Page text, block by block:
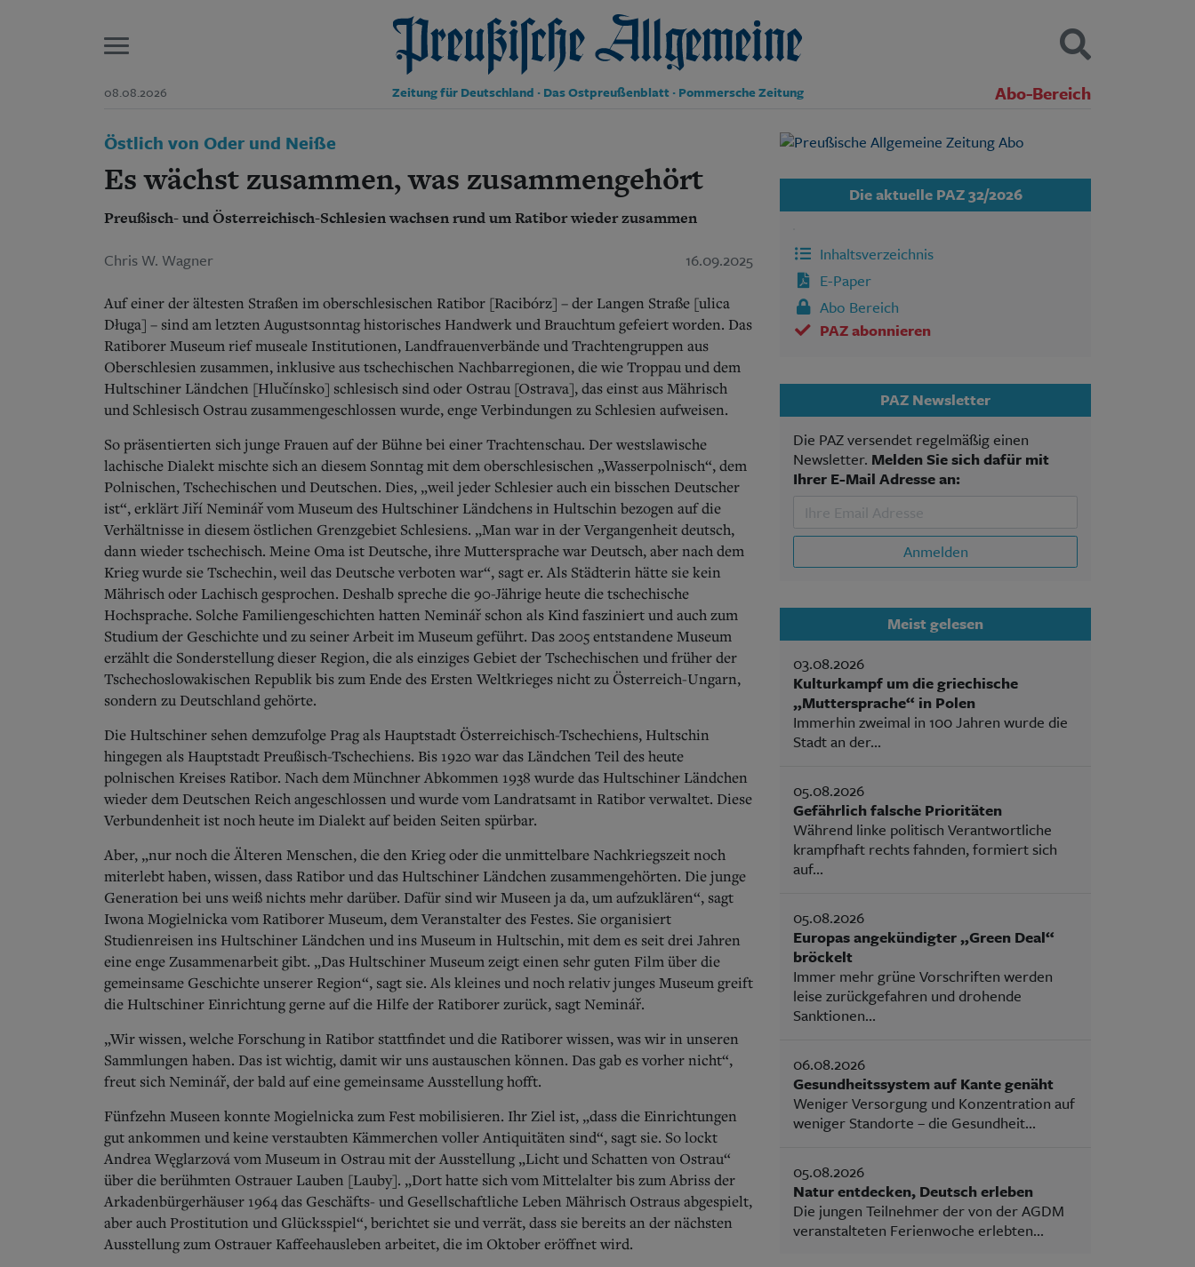
08.08.2026 Preußische Allgemeine Zeitung
Zeitung für Deutschland · Das Ostpreußenblatt · Pommersche Zeitung Abo-Bereich
Start
Aktuelle Ausgabe
Abonnent werden
Archiv
Mediadaten
Wirtschaft
Panorama
Gesellschaft
Pommern
Berlin-Brandenburg
Schlesien
Danzig und Westpreußen
Bücher
Kontakt
Datenschutz
Suchen und finden
SUCHEN
Östlich von Oder und Neiße
Es wächst zusammen, was zusammengehört
Preußisch- und Österreichisch-Schlesien wachsen rund um Ratibor wieder zusammen
Chris W. Wagner 16.09.2025
Auf einer der ältesten Straßen im oberschlesischen Ratibor [Racibórz] – der Langen Straße [ulica
Długa] – sind am letzten Augustsonntag historisches Handwerk und Brauchtum gefeiert worden. Das
Ratiborer Museum rief museale Institutionen, Landfrauenverbände und Trachtengruppen aus
Oberschlesien zusammen, inklusive aus tschechischen Nachbarregionen, die wie Troppau und dem
Hultschiner Ländchen [Hlučínsko] schlesisch sind oder Ostrau [Ostrava], das einst aus Mährisch
und Schlesisch Ostrau zusammengeschlossen wurde, enge Verbindungen zu Schlesien aufweisen.
So präsentierten sich junge Frauen auf der Bühne bei einer Trachtenschau. Der westslawische
lachische Dialekt mischte sich an diesem Sonntag mit dem oberschlesischen „Wasserpolnisch“, dem
Polnischen, Tschechischen und Deutschen. Dies, „weil jeder Schlesier auch ein bisschen Deutscher
ist“, erklärt Jiří Neminář vom Museum des Hultschiner Ländchens in Hultschin bezogen auf die
Verhältnisse in diesem östlichen Grenzgebiet Schlesiens. „Man war in der Vergangenheit deutsch,
dann wieder tschechisch. Meine Oma ist Deutsche, ihre Muttersprache war Deutsch, aber nach dem
Krieg wurde sie Tschechin, weil das Deutsche verboten war“, sagt er. Als Städterin hätte sie kein
Mährisch oder Lachisch gesprochen. Deshalb spreche die 90-Jährige heute die tschechische
Hochsprache. Solche Familiengeschichten hatten Neminář schon als Kind fasziniert und auch zum
Studium der Geschichte und zu seiner Arbeit im Museum geführt. Das 2005 entstandene Museum
erzählt die Sonderstellung dieser Region, die als einziges Gebiet der Tschechischen und früher der
Tschechoslowakischen Republik bis zum Ende des Ersten Weltkrieges nicht zu Österreich-Ungarn,
sondern zu Deutschland gehörte.
Die Hultschiner sehen demzufolge Prag als Hauptstadt Österreichisch-Tschechiens, Hultschin
hingegen als Hauptstadt Preußisch-Tschechiens. Bis 1920 war das Ländchen Teil des heute
polnischen Kreises Ratibor. Nach dem Münchner Abkommen 1938 wurde das Hultschiner Ländchen
wieder dem Deutschen Reich angeschlossen und wurde vom Landratsamt in Ratibor verwaltet. Diese
Verbundenheit ist noch heute im Dialekt auf beiden Seiten spürbar.
Aber, „nur noch die Älteren Menschen, die den Krieg oder die unmittelbare Nachkriegszeit noch
miterlebt haben, wissen, dass Ratibor und das Hultschiner Ländchen zusammengehörten. Die junge
Generation bei uns weiß nichts mehr darüber. Dafür sind wir Museen ja da, um aufzuklären“, sagt
Iwona Mogielnicka vom Ratiborer Museum, dem Veranstalter des Festes. Sie organisiert
Studienreisen ins Hultschiner Ländchen und ins Museum in Hultschin, mit dem es seit drei Jahren
eine enge Zusammenarbeit gibt. „Das Hultschiner Museum zeigt einen sehr guten Film über die
gemeinsame Geschichte unserer Region“, sagt sie. Als kleines und noch relativ junges Museum greift
die Hultschiner Einrichtung gerne auf die Hilfe der Ratiborer zurück, sagt Neminář.
„Wir wissen, welche Forschung in Ratibor stattfindet und die Ratiborer wissen, was wir in unseren
Sammlungen haben. Das ist wichtig, damit wir uns austauschen können. Das gab es vorher nicht“,
freut sich Neminář, der bald auf eine gemeinsame Ausstellung hofft.
Fünfzehn Museen konnte Mogielnicka zum Fest mobilisieren. Ihr Ziel ist, „dass die Einrichtungen
gut ankommen und keine verstaubten Kämmerchen voller Antiquitäten sind“, sagt sie. So lockt
Andrea Węglarzová vom Museum in Ostrau mit der Ausstellung „Licht und Schatten von Ostrau“
über die berühmten Ostrauer Lauben [Lauby]. „Dort hatte sich vom Mittelalter bis zum Abriss der
Arkadenbürgerhäuser 1964 das Geschäfts- und Gesellschaftliche Leben Mährisch Ostraus abgespielt,
aber auch Prostitution und Glücksspiel“, berichtet sie und verrät, dass sie bereits an der nächsten
Ausstellung zum Ostrauer Kaffeehausleben arbeitet, die im Oktober eröffnet wird.
Die aktuelle PAZ 32/2026
Inhaltsverzeichnis
E-Paper
Abo Bereich
PAZ abonnieren
PAZ Newsletter
Die PAZ versendet regelmäßig einen
Newsletter. Melden Sie sich dafür mit
Ihrer E-Mail Adresse an:
Anmelden
Meist gelesen
03.08.2026
Kulturkampf um die griechische
„Muttersprache“ in Polen
Immerhin zweimal in 100 Jahren wurde die
Stadt an der...
05.08.2026
Gefährlich falsche Prioritäten
Während linke politisch Verantwortliche
krampfhaft rechts fahnden, formiert sich
auf...
05.08.2026
Europas angekündigter „Green Deal“
bröckelt
Immer mehr grüne Vorschriften werden
leise zurückgefahren und drohende
Sanktionen...
06.08.2026
Gesundheitssystem auf Kante genäht
Weniger Versorgung und Konzentration auf
weniger Standorte – die Gesundheit...
05.08.2026
Natur entdecken, Deutsch erleben
Die jungen Teilnehmer der von der AGDM
veranstalteten Ferienwoche erlebten...